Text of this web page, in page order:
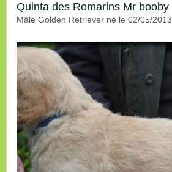
Quinta des Romarins Mr booby
mâle Golden Retriever né le 02/05/2013